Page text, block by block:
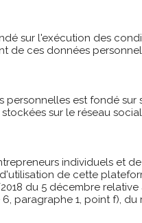
sur l'exécution des
de ces données
personnelles est fondé sur
sur le réseau
individuels et
de cette
du 5 décembre
paragraphe 1, point f), du